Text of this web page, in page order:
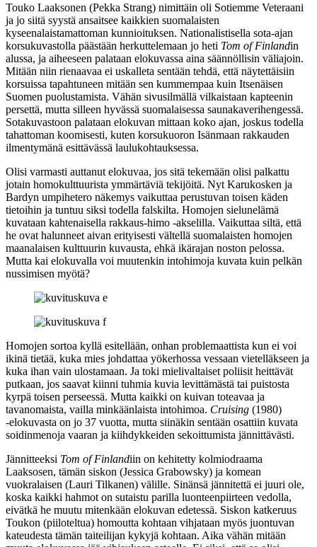
Touko Laaksonen (Pekka Strang) nimittäin oli Sotiemme Veteraani
ja jo siitä syystä ansaitsee kaikkien suomalaisten
kyseenalaistamattoman kunnioituksen. Nationalistisella sota-ajan
korsukuvastolla päästään herkuttelemaan jo heti Tom of Finlandin
alussa, ja aiheeseen palataan elokuvassa aina säännöllisin väliajoin.
Mitään niin rienaavaa ei uskalleta sentään tehdä, että näytettäisiin
korsuissa tapahtuneen mitään sen kummempaa kuin Itsenäisen
Suomen puolustamista. Vähän sivusilmällä vilkaistaan kapteenin
persettä, mutta silleen hyvässä suomalaisessa saunakaverihengessä.
Sotakuvastoon palataan elokuvan mittaan koko ajan, joskus todella
tahattoman koomisesti, kuten korsukuoron Isänmaan rakkauden
ilmentymänä esittävässä laulukohtauksessa.
Olisi varmasti auttanut elokuvaa, jos sitä tekemään olisi palkattu
jotain homokulttuurista ymmärtäviä tekijöitä. Nyt Karukosken ja
Bardyn umpihetero näkemys vaikuttaa perustuvan toisen käden
tietoihin ja tuntuu siksi todella falskilta. Homojen sielunelämä
kuvataan kahtenaisella rakkaus-himo ‑akselilla. Vaikuttaa siltä, että
he ovat halunneet aivan erityisesti vältellä suomalaisten homojen
maanalaisen kulttuurin kuvausta, ehkä ikärajan noston pelossa.
Mutta kai elokuvalla voi muutenkin intohimoja kuvata kuin pelkän
nussimisen myötä?
Homojen sortoa kyllä esitellään, onhan problemaattista kun ei voi
ikinä tietää, kuka mies johdattaa yökerhossa vessaan vietelläkseen ja
kuka ihan vain ulostamaan. Ja toki mielivaltaiset poliisit heittävät
putkaan, jos saavat kiinni tuhmia kuvia levittämästä tai puistosta
kyrpä toisen perseessä. Mutta kaikki on kuivan toteavaa ja
tavanomaista, vailla minkäänlaista intohimoa. Cruising (1980)
‑elokuvasta on jo 37 vuotta, mutta siinäkin sentään osattiin kuvata
soidinmenoja vaaran ja kiihdykkeiden sekoittumista jännittävästi.
Jännitteeksi Tom of Finlandiin on kehitetty kolmiodraama
Laaksosen, tämän siskon (Jessica Grabowsky) ja komean
vuokralaisen (Lauri Tilkanen) välille. Sinänsä jännitettä ei juuri ole,
koska kaikki hahmot on sutaistu parilla luonteenpiirteen vedolla,
eivätkä he muutu mitenkään elokuvan edetessä. Siskon katkeruus
Toukon (piiloteltua) homoutta kohtaan vihjataan myös juontuvan
kateudesta tämän taiteilijan kykyjä kohtaan. Aika vähän mitään